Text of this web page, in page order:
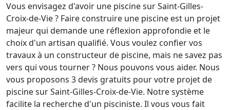
Vous envisagez d'avoir une piscine sur Saint-Gilles-
Croix-de-Vie ? Faire construire une piscine est un projet
majeur qui demande une réflexion approfondie et le
choix d'un artisan qualifié. Vous voulez confier vos
travaux à un constructeur de piscine, mais ne savez pas
vers qui vous tourner ? Nous pouvons vous aider. Nous
vous proposons 3 devis gratuits pour votre projet de
piscine sur Saint-Gilles-Croix-de-Vie. Notre système
facilite la recherche d'un pisciniste. Il vous vous fait